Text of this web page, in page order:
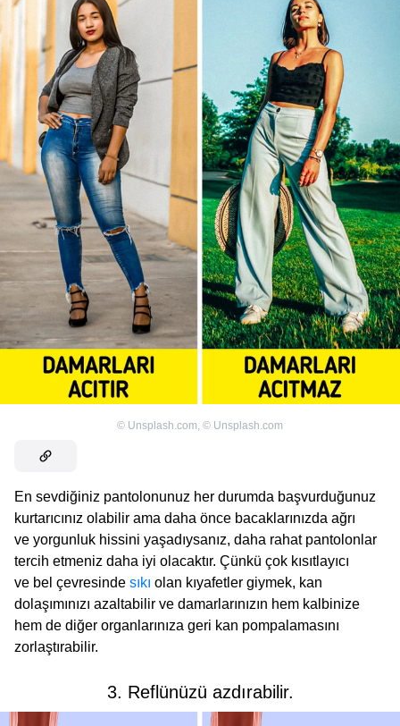
© Unsplash.com, © Unsplash.com
En sevdiğiniz pantolonunuz her durumda başvurduğunuz
kurtarıcınız olabilir ama daha önce bacaklarınızda ağrı
ve yorgunluk hissini yaşadıysanız, daha rahat pantolonlar
tercih etmeniz daha iyi olacaktır. Çünkü çok kısıtlayıcı
ve bel çevresinde sıkı olan kıyafetler giymek, kan
dolaşımınızı azaltabilir ve damarlarınızın hem kalbinize
hem de diğer organlarınıza geri kan pompalamasını
zorlaştırabilir.
3. Reflünüzü azdırabilir.